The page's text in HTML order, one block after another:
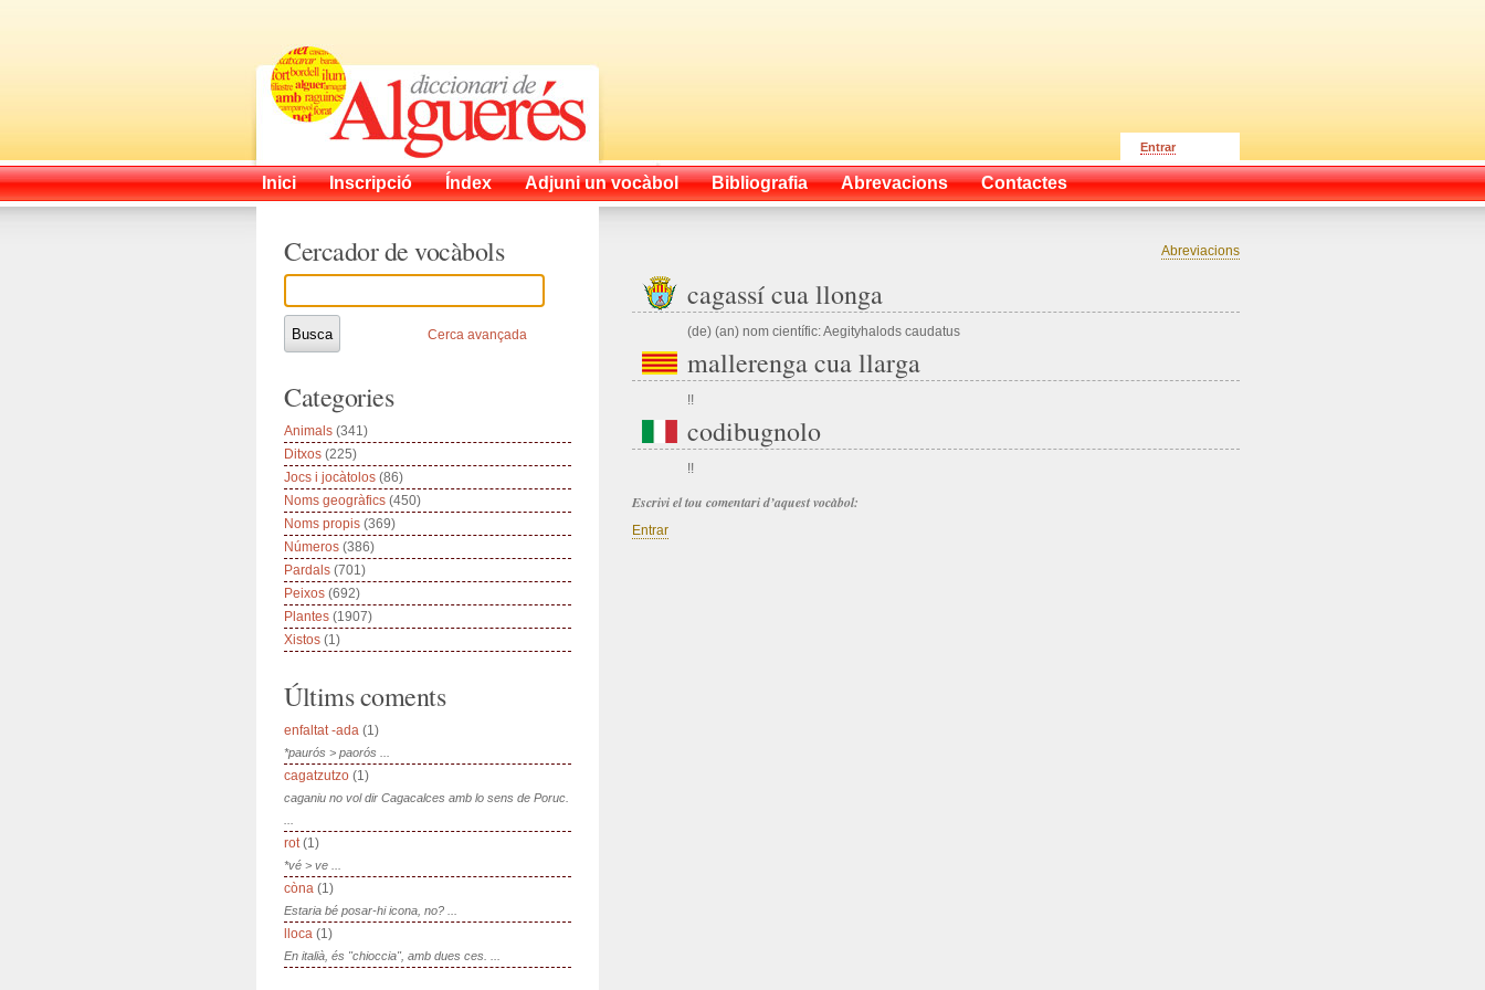
Entrar
Inici Inscripció Índex Adjuni un vocàbol Bibliografia Abrevacions Contactes
Abreviacions
cagassí cua llonga
(de) (an) nom científic: Aegityhalods caudatus
mallerenga cua llarga
!!
codibugnolo
!!
Escrivi el tou comentari d’aquest vocàbol:
Entrar
Cercador de vocàbols
Cerca avançada
Categories
Animals (341)
Ditxos (225)
Jocs i jocàtolos (86)
Noms geogràfics (450)
Noms propis (369)
Números (386)
Pardals (701)
Peixos (692)
Plantes (1907)
Xistos (1)
Últims coments
enfaltat -ada (1)
*paurós > paorós ...
cagatzutzo (1)
caganiu no vol dir Cagacalces amb lo sens de Poruc.
rot(1)
*vé > ve ...
còna (1)
Estaria bé posar-hi icona, no? ...
lloca (1)
En italià, és "chioccia", amb dues ces. ...